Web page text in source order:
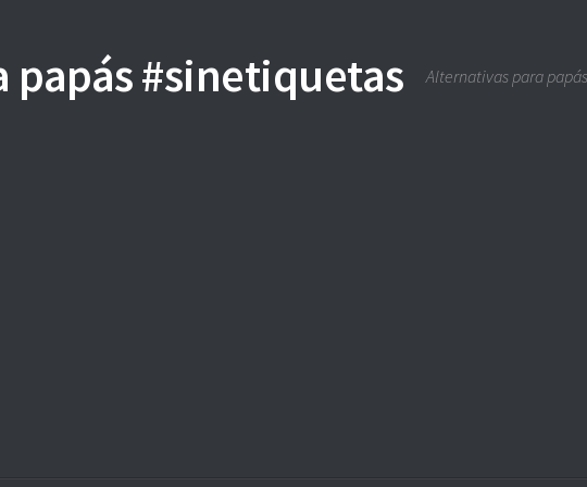
Alternativas para